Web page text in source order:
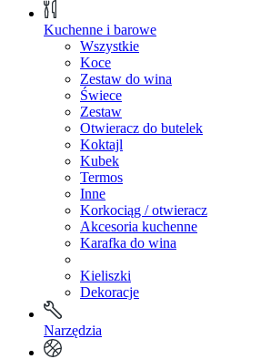
Kuchenne i barowe
Wszystkie
Koce
Zestaw do wina
Świece
Zestaw
Otwieracz do butelek
Koktajl
Kubek
Termos
Inne
Korkociąg / otwieracz
Akcesoria kuchenne
Karafka do wina
Kieliszki
Dekoracje
Narzędzia